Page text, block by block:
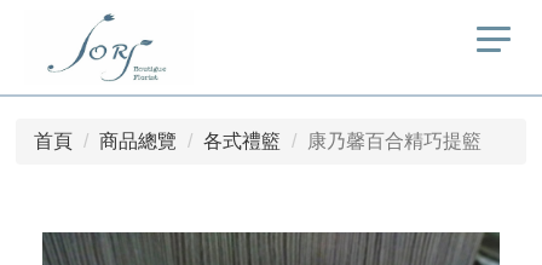
首頁 商品總覽 各式禮籃 康乃馨百合精巧提籃